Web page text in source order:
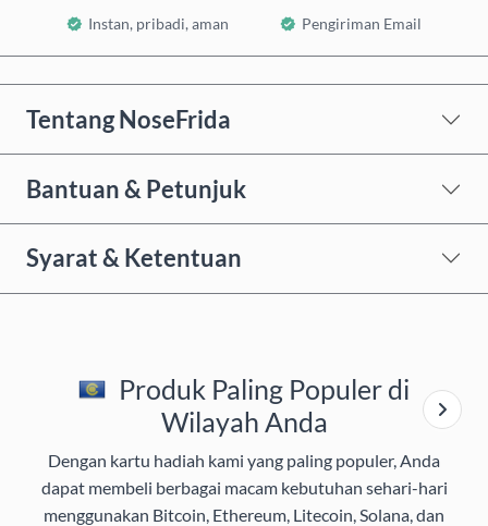
Instan, pribadi, aman Pengiriman Email
Tentang NoseFrida
Bantuan & Petunjuk
Syarat & Ketentuan
Produk Paling Populer di
Wilayah Anda
Dengan kartu hadiah kami yang paling populer, Anda
dapat membeli berbagai macam kebutuhan sehari-hari
menggunakan Bitcoin, Ethereum, Litecoin, Solana, dan